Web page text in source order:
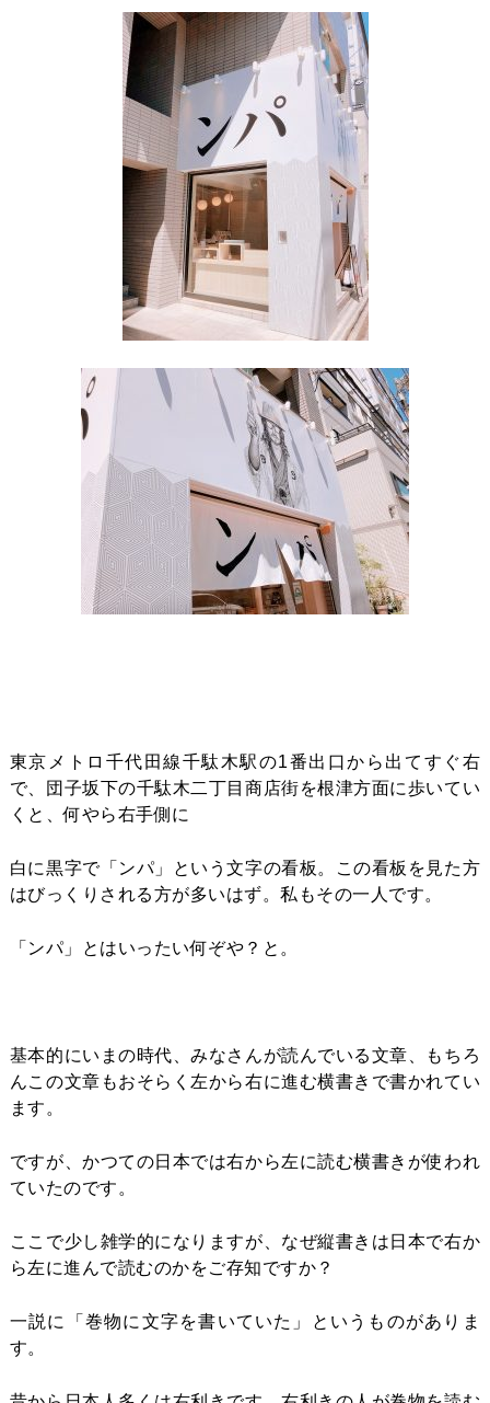
東京メトロ千代田線千駄木駅の1番出口から出てすぐ右
で、団子坂下の千駄木二丁目商店街を根津方面に歩いてい
くと、何やら右手側に
白に黒字で「ンパ」という文字の看板。この看板を見た方
はびっくりされる方が多いはず。私もその一人です。
「ンパ」とはいったい何ぞや？と。
基本的にいまの時代、みなさんが読んでいる文章、もちろ
んこの文章もおそらく左から右に進む横書きで書かれてい
ます。
ですが、かつての日本では右から左に読む横書きが使われ
ていたのです。
ここで少し雑学的になりますが、なぜ縦書きは日本で右か
ら左に進んで読むのかをご存知ですか？
一説に「巻物に文字を書いていた」というものがありま
す。